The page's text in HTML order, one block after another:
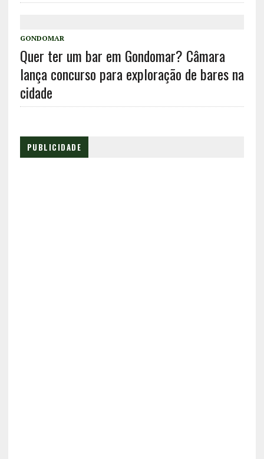
GONDOMAR
Quer ter um bar em Gondomar? Câmara
lança concurso para exploração de bares na
cidade
PUBLICIDADE